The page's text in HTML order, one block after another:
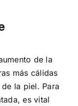
de la
más cálidas
la piel. Para
es vital